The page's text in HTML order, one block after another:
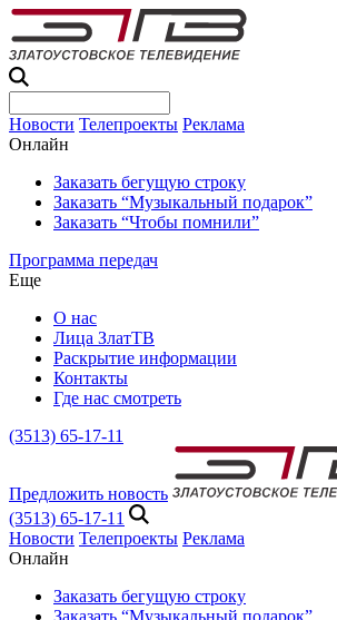
Новости Телепроекты Реклама
Онлайн
Заказать бегущую строку
Заказать “Музыкальный подарок”
Заказать “Чтобы помнили”
Программа передач
Еще
О нас
Лица ЗлатТВ
Раскрытие информации
Контакты
Где нас смотреть
(3513) 65-17-11
Предложить новость
(3513) 65-17-11
Новости Телепроекты Реклама
Онлайн
Заказать бегущую строку
Заказать “Музыкальный подарок”